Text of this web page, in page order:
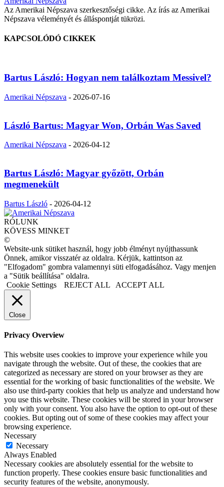
Az Amerikai Népszava szerkesztőségi cikke. Az írás az Amerikai
Népszava véleményét és álláspontját tükrözi.
KAPCSOLÓDÓ CIKKEK
Bartus László: Hogyan nem találkoztam Messivel?
Amerikai Népszava - 2026-07-16
László Bartus: Magyar Won, Orbán Was Saved
Amerikai Népszava - 2026-04-12
Bartus László: Magyar győzött, Orbán
megmenekült
Bartus László - 2026-04-12
RÓLUNK
KÖVESS MINKET
©
Website-unk sütiket használ, hogy jobb élményt nyújthassunk
Önnek, amikor visszatér az oldalra. Kérjük, kattintson az
"Elfogadom" gombra valamennyi süti elfogadásához. Vagy menjen
a "Sütik beállítása" oldalra.
Cookie Settings
REJECT ALL ACCEPT ALL
Close
Privacy Overview
This website uses cookies to improve your experience while you
navigate through the website. Out of these, the cookies that are
categorized as necessary are stored on your browser as they are
essential for the working of basic functionalities of the website. We
also use third-party cookies that help us analyze and understand how
you use this website. These cookies will be stored in your browser
only with your consent. You also have the option to opt-out of these
cookies. But opting out of some of these cookies may affect your
browsing experience.
Necessary
Necessary
Always Enabled
Necessary cookies are absolutely essential for the website to
function properly. These cookies ensure basic functionalities and
security features of the website, anonymously.